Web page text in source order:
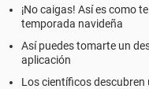
¡No caigas! Así es como
temporada navideña
Así puedes tomarte un
aplicación
Los científicos descubren